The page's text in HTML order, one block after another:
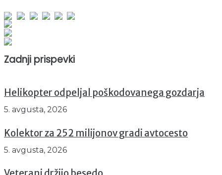
Zadnji prispevki
Helikopter odpeljal poškodovanega gozdarja
5. avgusta, 2026
Kolektor za 252 milijonov gradi avtocesto
5. avgusta, 2026